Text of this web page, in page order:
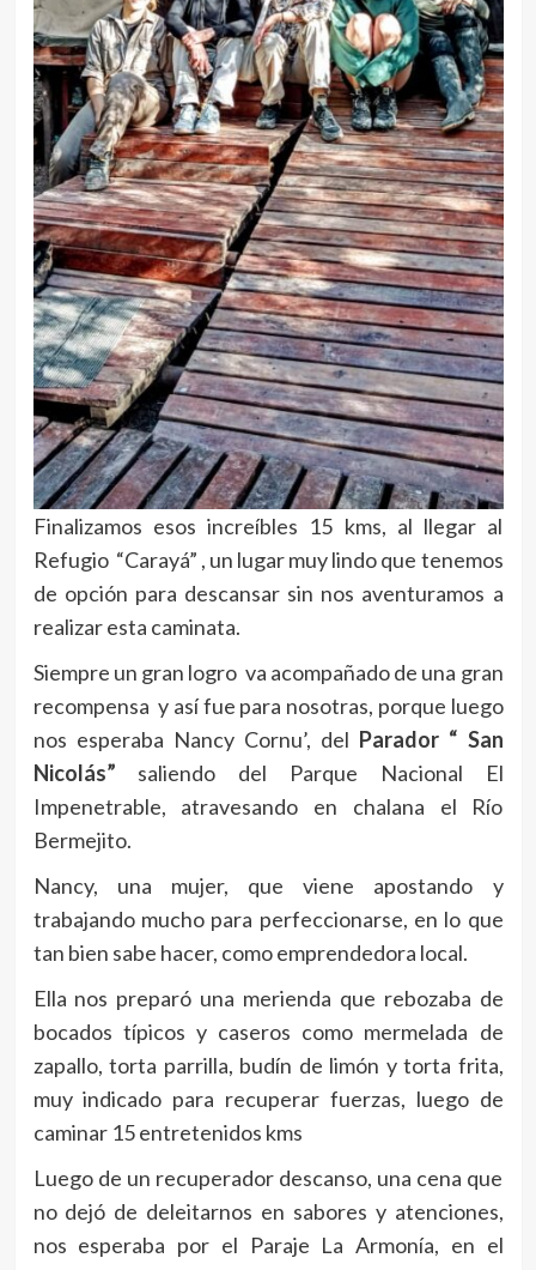
Finalizamos esos increíbles 15 kms, al llegar al
Refugio “Carayá” , un lugar muy lindo que tenemos
de opción para descansar sin nos aventuramos a
realizar esta caminata.
Siempre un gran logro va acompañado de una gran
recompensa y así fue para nosotras, porque luego
nos esperaba Nancy Cornu’, del Parador “ San
Nicolás” saliendo del Parque Nacional El
Impenetrable, atravesando en chalana el Río
Bermejito.
Nancy, una mujer, que viene apostando y
trabajando mucho para perfeccionarse, en lo que
tan bien sabe hacer, como emprendedora local.
Ella nos preparó una merienda que rebozaba de
bocados típicos y caseros como mermelada de
zapallo, torta parrilla, budín de limón y torta frita,
muy indicado para recuperar fuerzas, luego de
caminar 15 entretenidos kms
Luego de un recuperador descanso, una cena que
no dejó de deleitarnos en sabores y atenciones,
nos esperaba por el Paraje La Armonía, en el